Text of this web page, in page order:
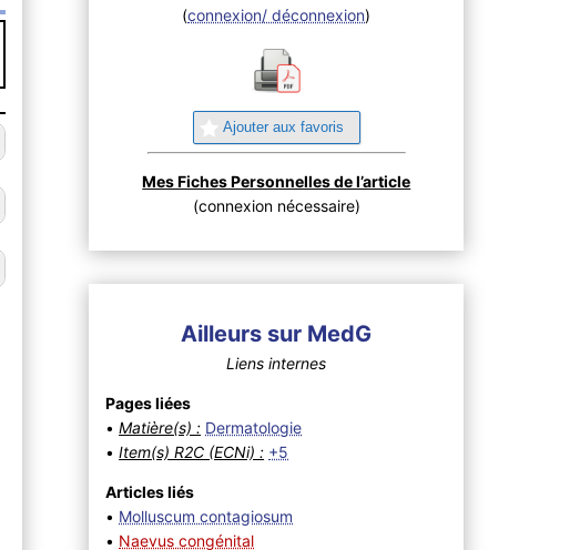
(connexion/ déconnexion)
Ajouter aux favoris
Mes Fiches Personnelles de l’article
(connexion nécessaire)
Ailleurs sur MedG
Liens internes
Pages liées
•Matière(s) : Dermatologie
•Item(s) R2C (ECNi) : +5
Articles liés
• Molluscum contagiosum
• Naevus congénital